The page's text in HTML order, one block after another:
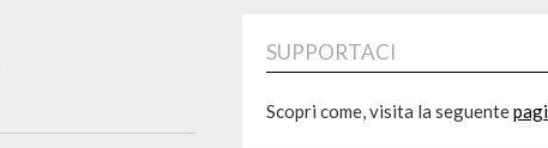
SUPPORTACI
Scopri come, visita la seguente